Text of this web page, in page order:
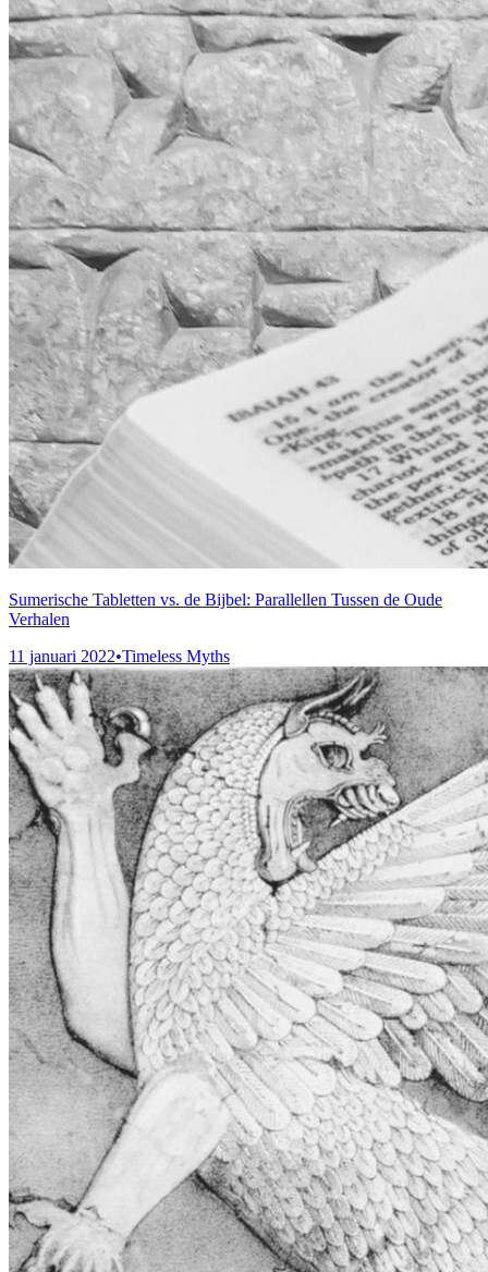
Sumerische Tabletten vs. de Bijbel: Parallellen Tussen de Oude
Verhalen
11 januari 2022•Timeless Myths